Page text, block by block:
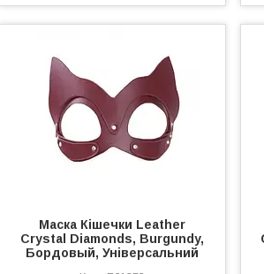
Маска Кішечки Leather
Crystal Diamonds, Burgundy,
Бордовый, Універсальний